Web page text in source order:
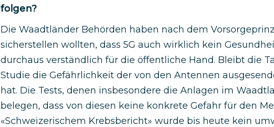
folgen?
Die Waadtländer Behörden haben nach dem
sicherstellen wollten, dass 5G auch wirklich kein
durchaus verständlich für die öffentliche Hand. Bleibt die
Studie die Gefährlichkeit der von den Antennen
hat. Die Tests, denen insbesondere die Anlagen im
belegen, dass von diesen keine konkrete Gefahr für den
«Schweizerischem Krebsbericht» wurde bis heute kein